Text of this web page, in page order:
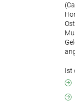
Ist